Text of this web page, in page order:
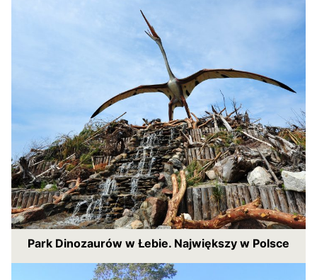
Park Dinozaurów w Łebie. Największy w Polsce